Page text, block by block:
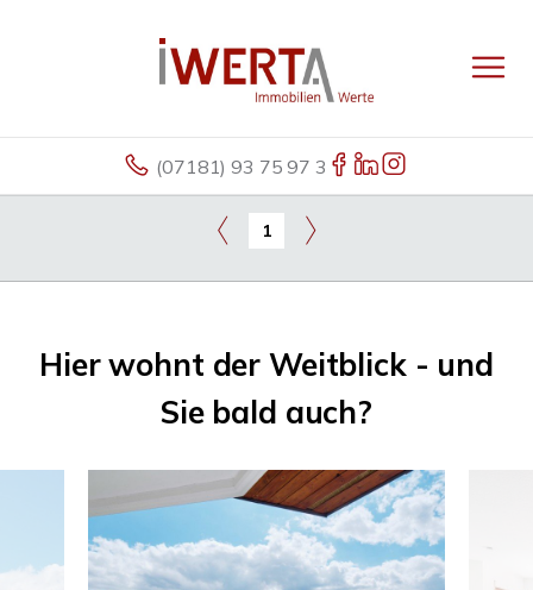
(07181) 93 75 97 3
1
Hier wohnt der Weitblick - und
Sie bald auch?